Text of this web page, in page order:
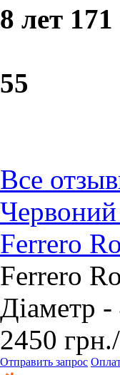
8 лет
55
Все
Червоний
Ferrero
Ferrero
Діаметр
2450 грн.
Отправить запрос